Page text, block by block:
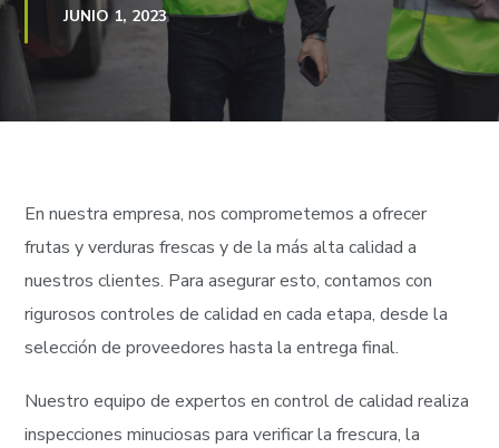
JUNIO 1, 2023
En nuestra empresa, nos comprometemos a ofrecer
frutas y verduras frescas y de la más alta calidad a
nuestros clientes. Para asegurar esto, contamos con
rigurosos controles de calidad en cada etapa, desde la
selección de proveedores hasta la entrega final.
Nuestro equipo de expertos en control de calidad realiza
inspecciones minuciosas para verificar la frescura, la